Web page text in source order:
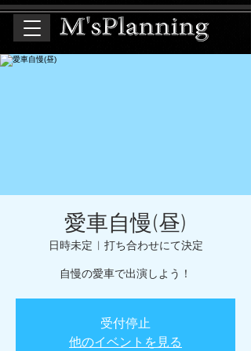
愛車自慢(昼)
日時未定 打ち合わせにて決定
自慢の愛車で出演しよう！
受付停止
他のイベントを見る